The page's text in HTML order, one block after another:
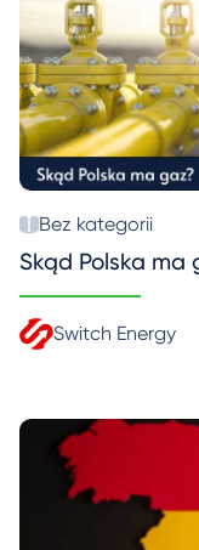
Bez kategorii
Skąd Polska ma
Switch Energy